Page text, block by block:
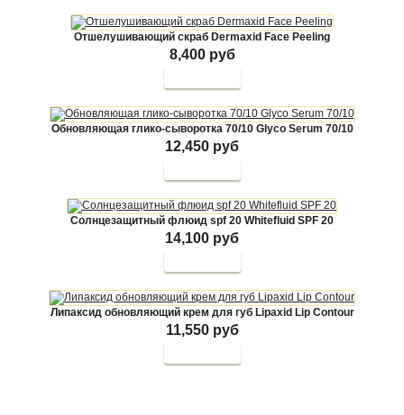
Отшелушивающий скраб Dermaxid Face Peeling
8,400 руб
Обновляющая глико-сыворотка 70/10 Glyco Serum 70/10
12,450 руб
Солнцезащитный флюид spf 20 Whitefluid SPF 20
14,100 руб
Липаксид обновляющий крем для губ Lipaxid Lip Contour
11,550 руб